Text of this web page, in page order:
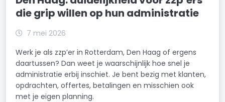
die grip willen op hun administratie
7 mei 2026
Werk je als zzp’er in Rotterdam, Den Haag of ergens
daartussen? Dan weet je waarschijnlijk hoe snel je
administratie erbij inschiet. Je bent bezig met klanten,
opdrachten, offertes, betalingen en misschien ook
met je eigen planning.